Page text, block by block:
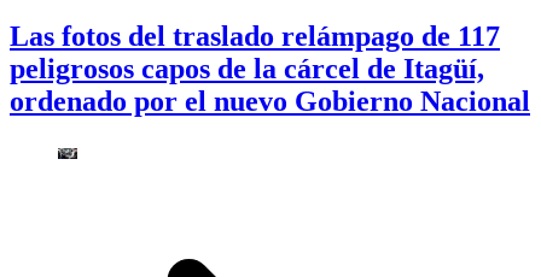
Las fotos del traslado relámpago de 117
peligrosos capos de la cárcel de Itagüí,
ordenado por el nuevo Gobierno Nacional